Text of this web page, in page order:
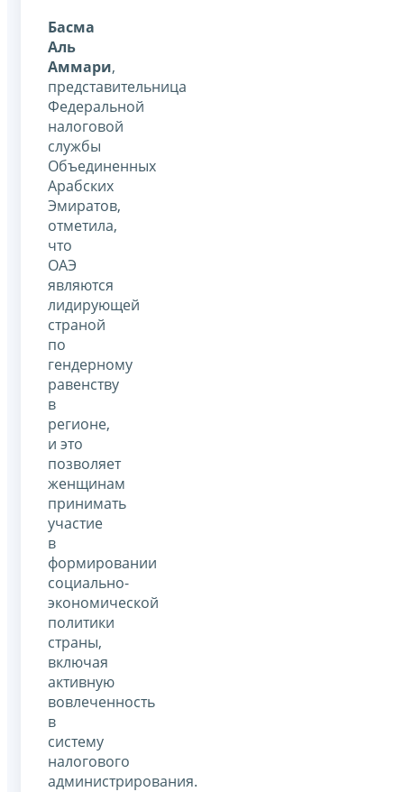
Басма
Аль
Аммари,
представительница
Федеральной
налоговой
службы
Объединенных
Арабских
Эмиратов,
отметила,
что
ОАЭ
являются
лидирующей
страной
по
гендерному
равенству
в
регионе,
и это
позволяет
женщинам
принимать
участие
в
формировании
социально-
экономической
политики
страны,
включая
активную
вовлеченность
в
систему
налогового
администрирования.